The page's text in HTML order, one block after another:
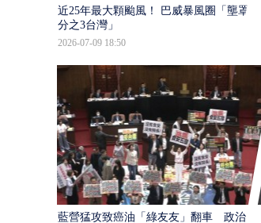
近25年最大顆颱風！ 巴威暴風圈「壟罩4
分之3台灣」
2026-07-09 18:50
藍營猛攻致癌油「綠友友」翻車 政治獻